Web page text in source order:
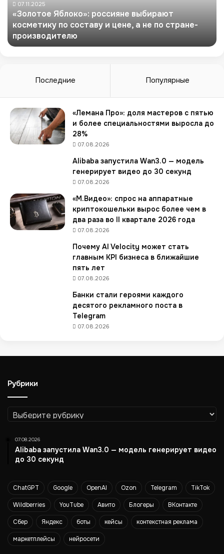
л
:
р
с
с
ы
б
и
о
о
н
07.11.2025
«Золотое Яблоко»: россияне выбирают
косметику по составу и цене, а не по стране-
производителю
Последние Популярные
«Лемана Про»: доля мастеров с пятью
и более специальностями выросла до
28%
07.08.2026
Alibaba запустила Wan3.0 — модель
генерирует видео до 30 секунд
07.08.2026
«М.Видео»: спрос на аппаратные
криптокошельки вырос более чем в
два раза во II квартале 2026 года
07.08.2026
Почему AI Velocity может стать
главным KPI бизнеса в ближайшие
пять лет
07.08.2026
Банки стали героями каждого
десятого рекламного поста в
Telegram
07.08.2026
Рубрики
Рубрики
07.08.2026
Alibaba запустила Wan3.0 — модель генерирует видео
до 30 секунд
ChatGPT Google OpenAI Ozon Telegram TikTok
Wildberries YouTube Авито Блогеры ВКонтакте
Сбер Яндекс боты кейсы контекстная реклама
маркетплейсы нейросети